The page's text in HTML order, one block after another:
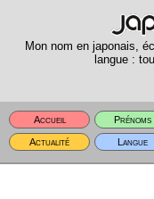
Mon nom en japonais,
langue :
Accueil Prénoms
Actualité
Langue